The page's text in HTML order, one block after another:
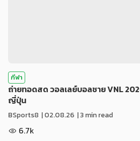
กีฬา
ถ่ายทอดสด วอลเลย์บอลชาย VNL
ญี่ปุ่น
BSports8 |02.08.26 | 3 min read
6.7k